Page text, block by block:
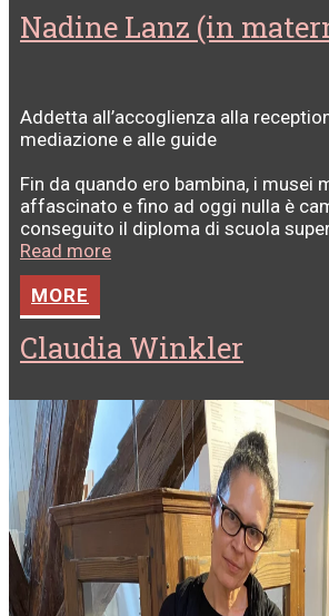
Nadine Lanz (in
Addetta all’accoglienza alla
mediazione e alle guide
Fin da quando ero bambina, i musei
affascinato e fino ad oggi nulla è
conseguito il diploma di scuola
Read more
MORE
Claudia Winkler